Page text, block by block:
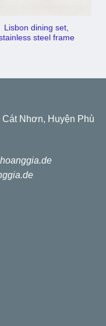
Lisbon dining set,
steel frame
Nhơn, Huyện Phù